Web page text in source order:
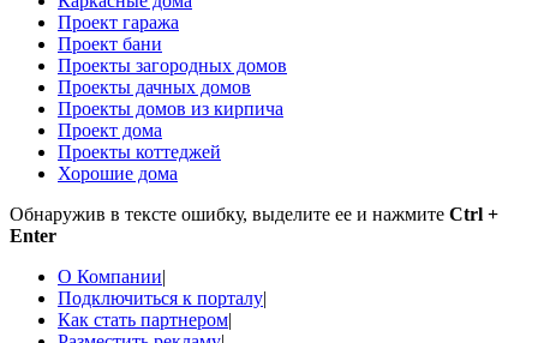
Проект гаража
Проект бани
Проекты загородных домов
Проекты дачных домов
Проекты домов из кирпича
Проект дома
Проекты коттеджей
Хорошие дома
Обнаружив в тексте ошибку, выделите ее и нажмите Ctrl +
Enter
О Компании|
Подключиться к порталу|
Как стать партнером|